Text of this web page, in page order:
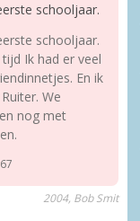
schooljaar.
schooljaar.
Ik had er veel
En ik
We
nog met
2004, Bob Smit